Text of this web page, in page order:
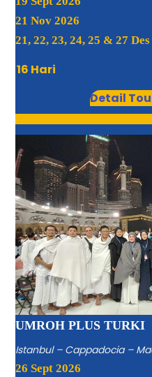
21 Nov 2026
21, 22, 23, 24, 25 & 27
16 Hari
Detail
UMROH PLUS TURKI
Istanbul – Cappadocia –
26 Sept 2026